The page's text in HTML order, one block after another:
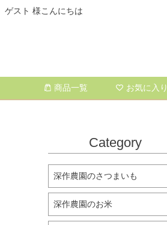
ゲスト 様こんにちは
商品一覧 お気に入り
Category
深作農園のさつまいも
深作農園のお米